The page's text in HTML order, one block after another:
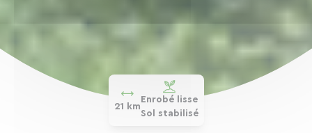
21 km
Enrobé lisse
Sol stabilisé